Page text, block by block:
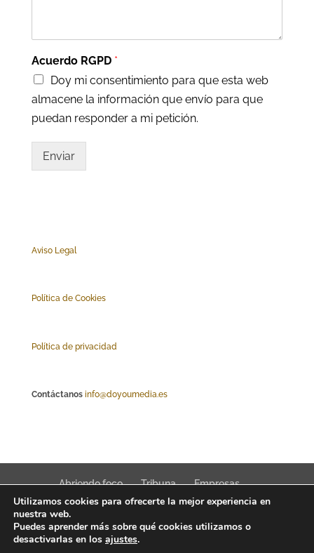
Acuerdo RGPD *
Doy mi consentimiento para que esta web
almacene la información que envío para que
puedan responder a mi petición.
Enviar
Aviso Legal
Política de Cookies
Política de privacidad
Contáctanos info@doyoumedia.es
Abriendo foco Tribuna
Empresas
Actualidad
Innovación Tendencias
Utilizamos cookies para ofrecerte la mejor experiencia en
nuestra web.
Puedes aprender más sobre qué cookies utilizamos o
desactivarlas en los ajustes.